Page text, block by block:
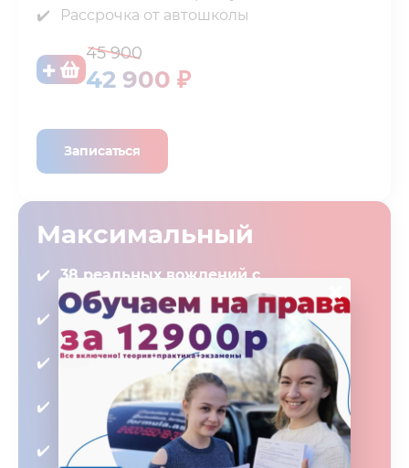
Рассрочка от автошколы
45 900
42 900 ₽
Записаться
Максимальный
38 реальных вождений с
инструктором в городе
1 вождение по практической теории
бесплатно
Интенсив на экзаменационном
маршруте бесплатно
ИМИТАЦИЯ ГОС. ЭКЗАМЕНА
БЕСПЛАТНО
ПЕРЕСДАЧИ ГОС. ЭКЗАМЕНА В
×